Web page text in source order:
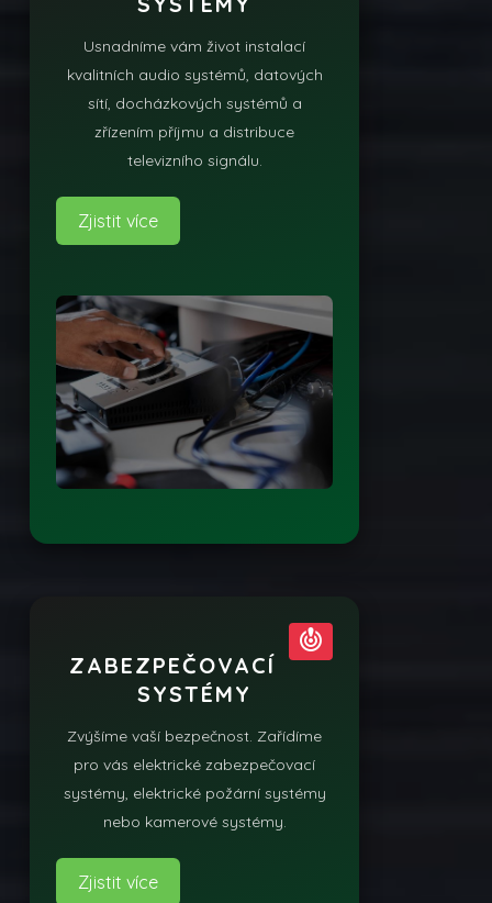
Usnadníme vám život instalací
kvalitních audio systémů, datových
sítí, docházkových systémů a
zřízením příjmu a distribuce
televizního signálu.
Zjistit více
crisis_alert
ZABEZPEČOVACÍ
SYSTÉMY
Zvýšíme vaší bezpečnost. Zařídíme
pro vás elektrické zabezpečovací
systémy, elektrické požární systémy
nebo kamerové systémy.
Zjistit více